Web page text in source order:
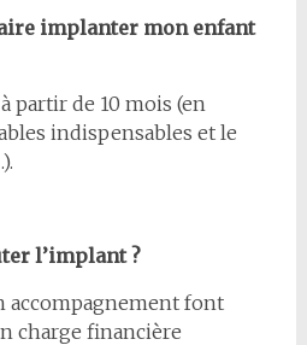
implanter mon enfant
partir de 10 mois (en
indispensables et le
l’implant ?
accompagnement font
charge financière